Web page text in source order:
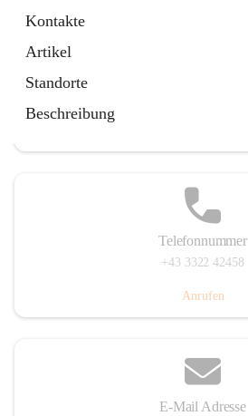
Kontakte
Artikel
Standorte
Beschreibung
Telefonnummer
+43 3322 42458
Anrufen
E-Mail Adresse